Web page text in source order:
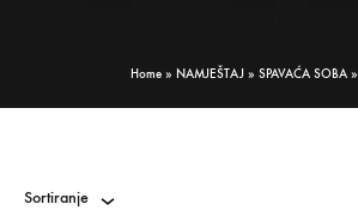
Home» NAMJEŠTAJ» SPAVAĆA SOBA»
Sortiranje